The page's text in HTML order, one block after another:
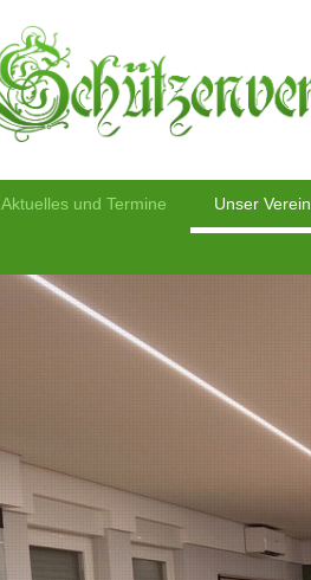
Aktuelles und Termine Unser Verein